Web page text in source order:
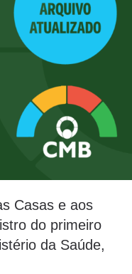
Casas e aos
do primeiro
da Saúde,